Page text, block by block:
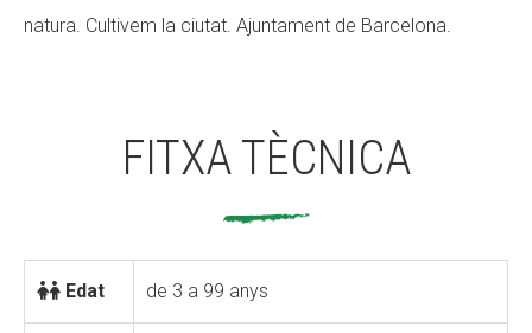
natura. Cultivem la ciutat. Ajuntament de Barcelona.
FITXA TÈCNICA
Edat de 3 a 99 anys